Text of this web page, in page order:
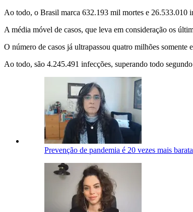
Ao todo, o Brasil marca 632.193 mil mortes e 26.533.010
A média móvel de casos, que leva em consideração os
O número de casos já ultrapassou quatro milhões somente
Ao todo, são 4.245.491 infecções, superando todo
Prevenção de pandemia é 20 vezes mais